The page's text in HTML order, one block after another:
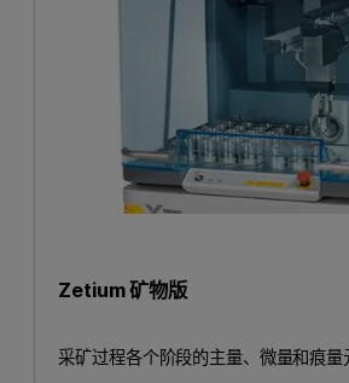
Zetium 矿物版
采矿过程各个阶段的主量、微量和痕量